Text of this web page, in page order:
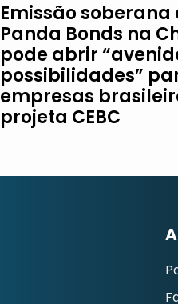
Emissão soberana
Panda Bonds na
pode abrir
possibilidades”
empresas
projeta CEBC